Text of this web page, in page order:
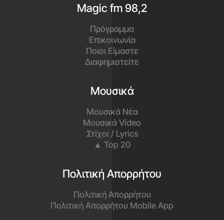
Magic fm 98,2
Πρόγραμμα
Επικοινωνία
Ποιοι Είμαστε
Διαφημιστείτε
Μουσικά
Μουσικά Νέα
Μουσικά Video
Στίχοι / Lyrics
▲ Top 20
Πολιτική Απορρήτου
Πολιτική Απορρήτου
Πολιτική Απορρήτου Mobile App